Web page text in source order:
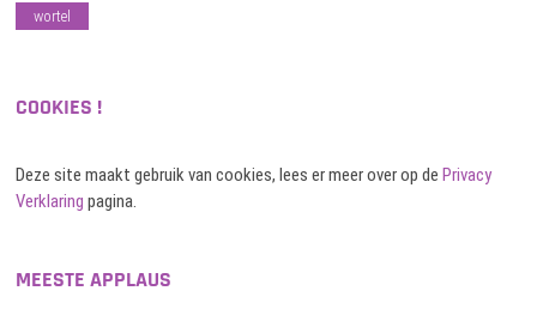
wortel
COOKIES !
Deze site maakt gebruik van cookies, lees er meer over op dePrivacy
Verklaring pagina.
MEESTE APPLAUS